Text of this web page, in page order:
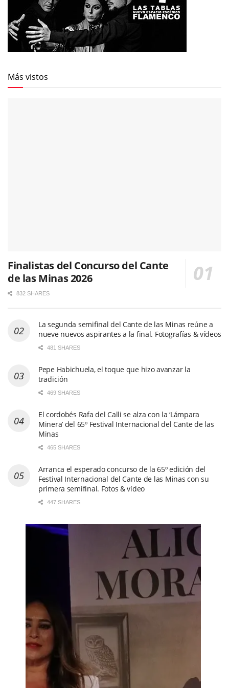
Más vistos
Finalistas del Concurso del Cante
de las Minas 2026
832 SHARES
La segunda semifinal del Cante de las Minas reúne a
nueve nuevos aspirantes a la final. Fotografías & vídeos
481 SHARES
Pepe Habichuela, el toque que hizo avanzar la
tradición
469 SHARES
El cordobés Rafa del Calli se alza con la ‘Lámpara
Minera’ del 65º Festival Internacional del Cante de las
Minas
465 SHARES
Arranca el esperado concurso de la 65º edición del
Festival Internacional del Cante de las Minas con su
primera semifinal. Fotos & vídeo
447 SHARES